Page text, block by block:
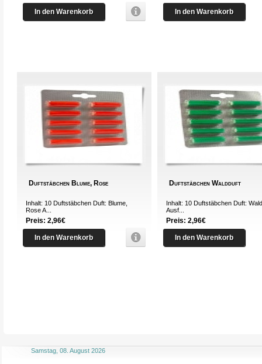
In den Warenkorb In den Warenkorb
Duftstäbchen Blume, Rose
Inhalt: 10 Duftstäbchen Duft: Blume,
Rose A...
Preis: 2,96€
In den Warenkorb
Duftstäbchen Waldduft
Inhalt: 10 Duftstäbchen Duft:
Ausf...
Preis: 2,96€
In den Warenkorb
Samstag, 08. August 2026